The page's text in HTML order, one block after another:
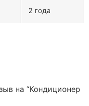
2 года
на “Кондиционер